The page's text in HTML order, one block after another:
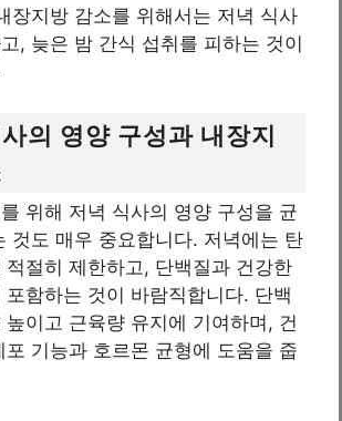
장지방 감소를 위해서는 저녁 식사
, 늦은 밤 간식 섭취를 피하는 것이
의 영양 구성과 내장지
위해 저녁 식사의 영양 구성을 균
것도 매우 중요합니다. 저녁에는 탄
적절히 제한하고, 단백질과 건강한
포함하는 것이 바람직합니다. 단백
높이고 근육량 유지에 기여하며, 건
포 기능과 호르몬 균형에 도움을 줍